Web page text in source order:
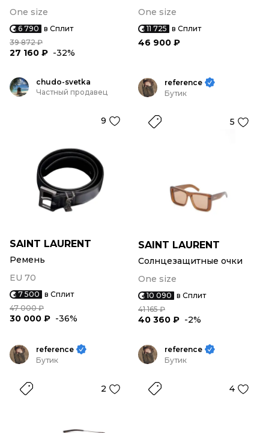
One size
6 790 в Сплит
39 872 ₽
27 160 ₽ -32%
One size
11 725 в Сплит
46 900 ₽
chudo-svetka
Частный продавец
9
SAINT LAURENT
Ремень
EU 70
7 500 в Сплит
47 000 ₽
30 000 ₽ -36%
reference
Бутик
5
SAINT LAURENT
Солнцезащитные очки
One size
10 090 в Сплит
41 165 ₽
40 360 ₽ -2%
reference
Бутик
2
reference
Бутик
4